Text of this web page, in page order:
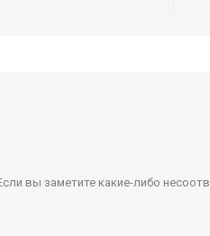
вы заметите какие-либо